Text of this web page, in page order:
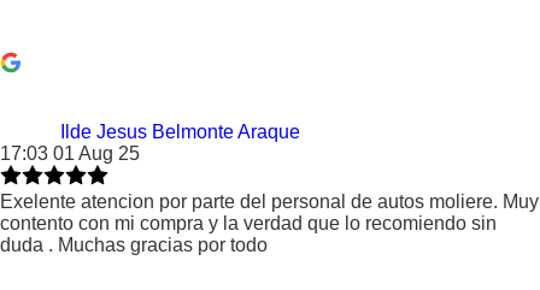
Ilde Jesus Belmonte Araque
17:03 01 Aug 25
Exelente atencion por parte del personal de autos moliere. Muy
contento con mi compra y la verdad que lo recomiendo sin
duda . Muchas gracias por todo